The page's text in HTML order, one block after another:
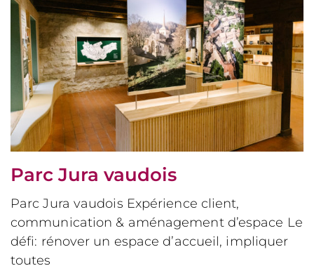
Parc Jura vaudois
Parc Jura vaudois Expérience client,
communication & aménagement d’espace Le
défi: rénover un espace d’accueil, impliquer
toutes